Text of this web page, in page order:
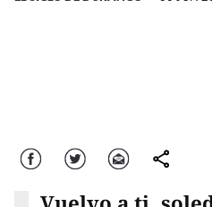
Facebook Twitter Correo comparte